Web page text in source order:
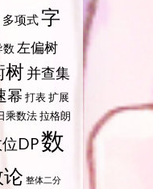
多项式字
数 左偏树
树 并查集
幂 打表 扩展
乘数法 拉格朗
DP数
整体二分